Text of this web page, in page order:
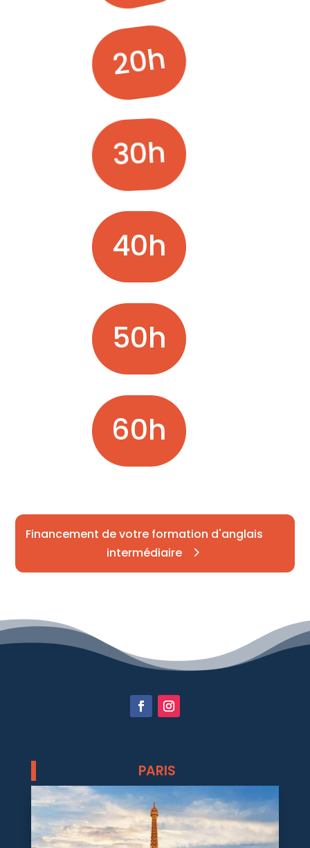
20h
30h
40h
50h
60h
Financement de votre formation d'anglais
intermédiaire
PARIS